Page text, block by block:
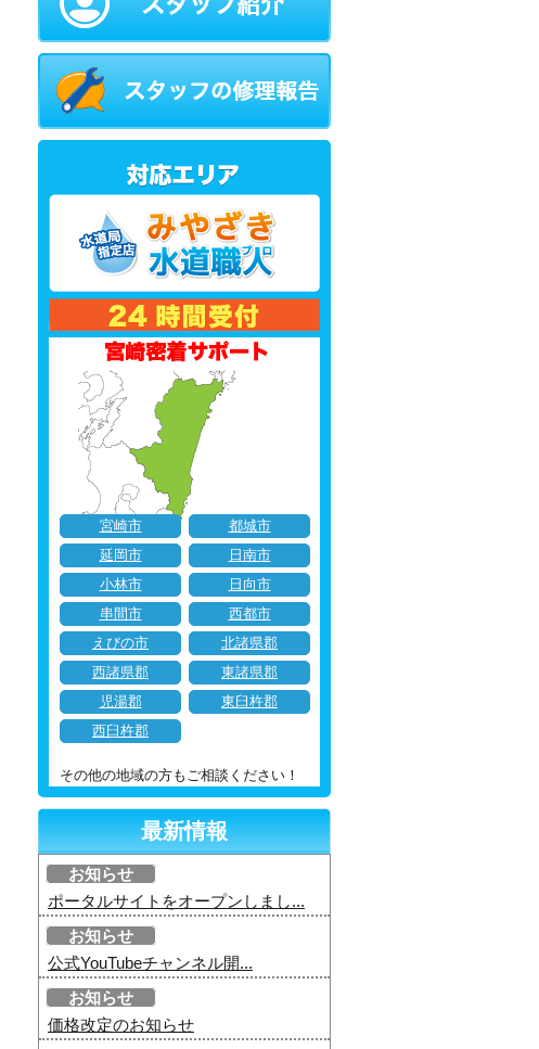
宮崎市
都城市
延岡市
日南市
小林市
日向市
串間市
西都市
えびの市
北諸県郡
西諸県郡
東諸県郡
児湯郡
東臼杵郡
西臼杵郡
その他の地域の方もご相談ください！
最新情報
お知らせ
ポータルサイトをオープンしまし...
お知らせ
公式YouTubeチャンネル開...
お知らせ
価格改定のお知らせ